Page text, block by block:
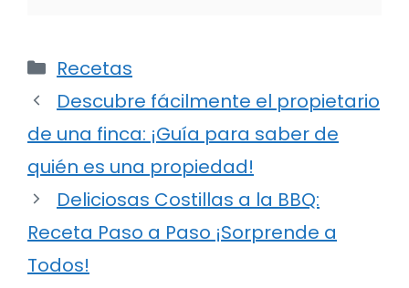
Categorías
Recetas
Descubre fácilmente el propietario
de una finca: ¡Guía para saber de
quién es una propiedad!
Deliciosas Costillas a la BBQ:
Receta Paso a Paso ¡Sorprende a
Todos!